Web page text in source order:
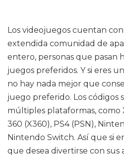
Los videojuegos cuentan
extendida comunidad de
entero, personas que pasan
juegos preferidos. Y si eres
no hay nada mejor que
juego preferido. Los códigos
múltiples plataformas, como
360 (X360), PS4 (PSN),
Nintendo Switch. Así que si
que desea divertirse con sus